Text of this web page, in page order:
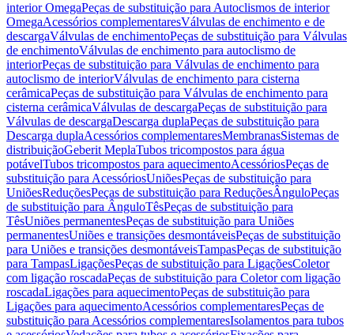
interior OmegaPeças de substituição para Autoclismos de interior
OmegaAcessórios complementaresVálvulas de enchimento e de
descargaVálvulas de enchimentoPeças de substituição para Válvulas
de enchimentoVálvulas de enchimento para autoclismo de
interiorPeças de substituição para Válvulas de enchimento para
autoclismo de interiorVálvulas de enchimento para cisterna
cerâmicaPeças de substituição para Válvulas de enchimento para
cisterna cerâmicaVálvulas de descargaPeças de substituição para
Válvulas de descargaDescarga duplaPeças de substituição para
Descarga duplaAcessórios complementaresMembranasSistemas de
distribuiçãoGeberit MeplaTubos tricompostos para água
potávelTubos tricompostos para aquecimentoAcessóriosPeças de
substituição para AcessóriosUniõesPeças de substituição para
UniõesReduçõesPeças de substituição para ReduçõesÂnguloPeças
de substituição para ÂnguloTêsPeças de substituição para
TêsUniões permanentesPeças de substituição para Uniões
permanentesUniões e transições desmontáveisPeças de substituição
para Uniões e transições desmontáveisTampasPeças de substituição
para TampasLigaçõesPeças de substituição para LigaçõesColetor
com ligação roscadaPeças de substituição para Coletor com ligação
roscadaLigações para aquecimentoPeças de substituição para
Ligações para aquecimentoAcessórios complementaresPeças de
substituição para Acessórios complementaresIsolamentos para tubos